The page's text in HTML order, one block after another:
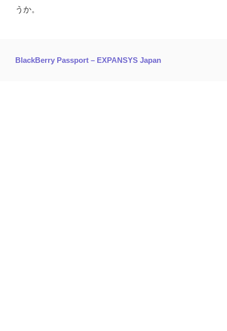
うか。
BlackBerry Passport – EXPANSYS Japan